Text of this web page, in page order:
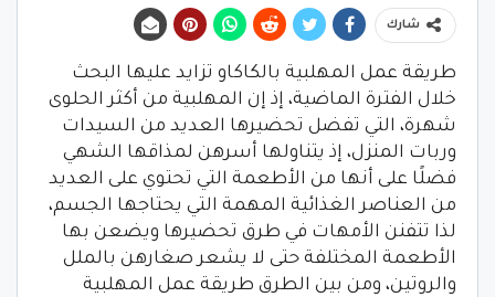
شارك
طريقة عمل المهلبية بالكاكاو تزايد عليها البحث
خلال الفترة الماضية، إذ إن المهلبية من أكثر الحلوى
شهرة، التي تفضل تحضيرها العديد من السيدات
وربات المنزل، إذ يتناولها أسرهن لمذاقها الشهي
فضلًا على أنها من الأطعمة التي تحتوي على العديد
من العناصر الغذائية المهمة التي يحتاجها الجسم،
لذا تتفنن الأمهات في طرق تحضيرها ويضعن بها
الأطعمة المختلفة حتى لا يشعر صغارهن بالملل
والروتين، ومن بين الطرق طريقة عمل المهلبية